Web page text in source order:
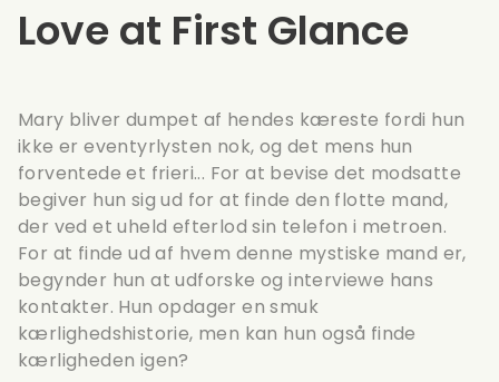
Love at First Glance
Mary bliver dumpet af hendes kæreste fordi hun
ikke er eventyrlysten nok, og det mens hun
forventede et frieri... For at bevise det modsatte
begiver hun sig ud for at finde den flotte mand,
der ved et uheld efterlod sin telefon i metroen.
For at finde ud af hvem denne mystiske mand er,
begynder hun at udforske og interviewe hans
kontakter. Hun opdager en smuk
kærlighedshistorie, men kan hun også finde
kærligheden igen?